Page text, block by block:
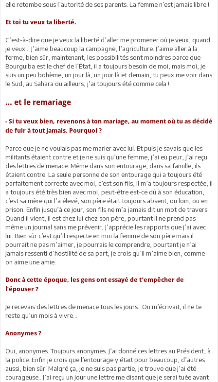
elle retombe sous l’autorité de ses parents. La femme n’est jamais libre !
Et toi tu veux ta liberté.
C’est-à-dire que je veux la liberté d’aller me promener où je veux, quand
je veux… J’aime beaucoup la campagne, l’agriculture. J’aime aller à la
ferme, bien sûr, maintenant, les possibilités sont moindres parce que
Bourguiba est le chef de l’État, il a toujours besoin de moi, mais moi, je
suis un peu bohème, un jour là, un jour là et demain, tu peux me voir dans
le Sud, au Sahara ou ailleurs, j’ai toujours été comme cela !
… et le remariage
- Si tu veux bien, revenons à ton mariage, au moment où tu as décidé
de fuir à tout jamais. Pourquoi ?
Parce que je ne voulais pas me marier avec lui. Et puis je savais que les
militants étaient contre et je ne suis qu’une femme, j’ai eu peur, j’ai reçu
des lettres de menace. Même dans son entourage, dans sa famille, ils
étaient contre. La seule personne de son entourage qui a toujours été
parfaitement correcte avec moi, c’est son fils, il m’a toujours respectée, il
a toujours été très bien avec moi, peut-être est-ce dû à son éducation,
c’est sa mère qui l’a élevé, son père était toujours absent, ou loin, ou en
prison. Enfin jusqu’à ce jour, son fils ne m’a jamais dit un mot de travers.
Quand il vient, il est chez lui chez son père, pourtant il ne prend pas
même un journal sans me prévenir, J’apprécie les rapports que j’ai avec
lui. Bien sûr c’est qu’il respecte en moi la femme de son père mais il
pourrait ne pas m’aimer, je pourrais le comprendre, pourtant je n’ai
jamais ressenti d’hostilité de sa part, je crois qu’il m’aime bien, comme
on aime une amie.
Donc à cette époque, les gens ont essayé de t’empêcher de
l’épouser ?
Je recevais des lettres de menace tous les jours…On m’écrivait, il ne te
reste qu’un mois à vivre…
Anonymes ?
Oui, anonymes. Toujours anonymes. J’ai donné ces lettres au Président, à
la police. Enfin je crois que l’entourage y était pour beaucoup, d’autres
aussi, bien sûr. Malgré ça, je ne suis pas partie, je trouve que j’ai été
courageuse…J’ai reçu un jour une lettre me disant que je serai tuée avant